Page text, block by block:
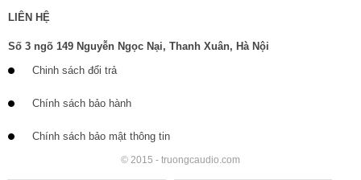
LIÊN HỆ
Số 3 ngõ 149 Nguyễn Ngọc Nại, Thanh Xuân, Hà Nội
Chinh sách đổi trả
Chính sách bảo hành
Chính sách bảo mật thông tin
© 2015 - truongcaudio.com